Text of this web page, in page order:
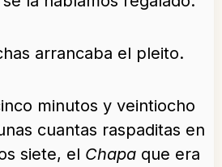
arrancaba el pleito.
minutos y veintiocho
cuantas raspaditas en
siete, el Chapa que era